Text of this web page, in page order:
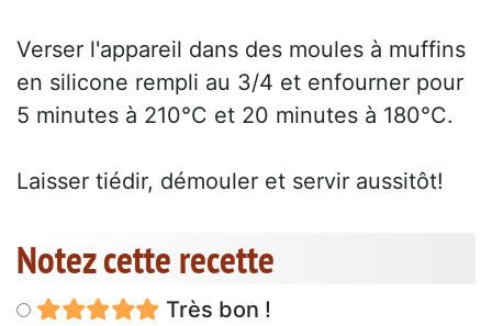
Verser l'appareil dans des moules à muffins
en silicone rempli au 3/4 et enfourner pour
5 minutes à 210°C et 20 minutes à 180°C.
Laisser tiédir, démouler et servir aussitôt!
Notez cette recette
Très bon !